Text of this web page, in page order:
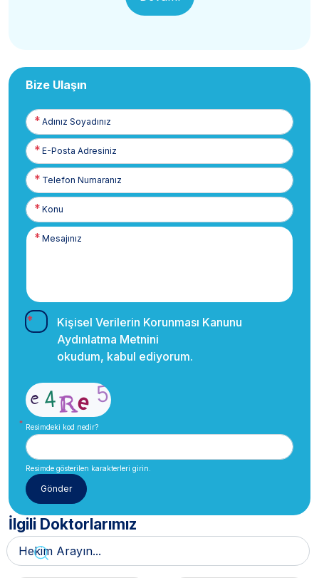
Bize Ulaşın
Adınız
Soyadınız
E-
Posta
Telefon
Numaranız
Kişisel Verilerin Korunması Kanunu
Aydınlatma Metnini
okudum, kabul ediyorum.
Resimdeki kod nedir?
Resimde gösterilen karakterleri girin.
İlgili Doktorlarımız